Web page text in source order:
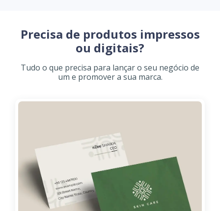
Precisa de produtos impressos
ou digitais?
Tudo o que precisa para lançar o seu negócio de
um e promover a sua marca.